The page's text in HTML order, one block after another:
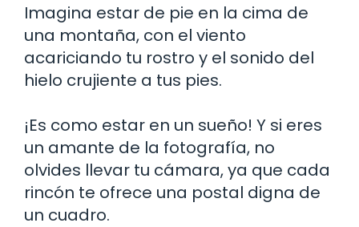
Imagina estar de pie en la cima de
una montaña, con el viento
acariciando tu rostro y el sonido del
hielo crujiente a tus pies.
¡Es como estar en un sueño! Y si eres
un amante de la fotografía, no
olvides llevar tu cámara, ya que cada
rincón te ofrece una postal digna de
un cuadro.